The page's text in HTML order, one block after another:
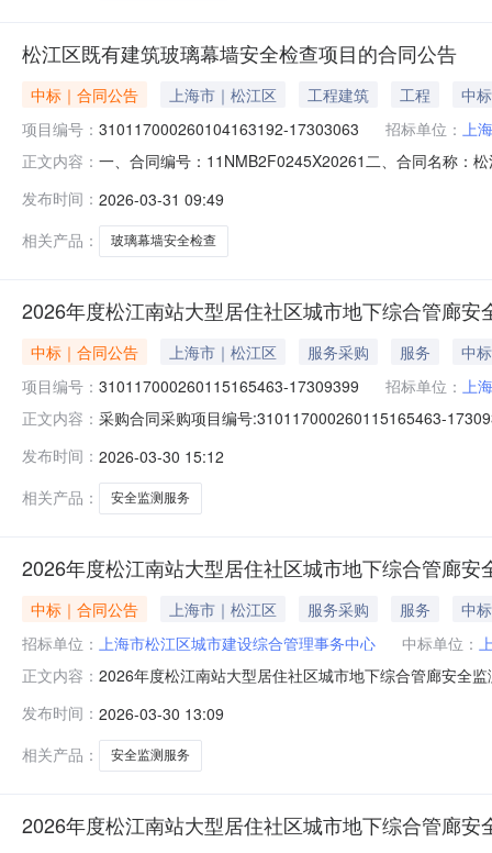
松江区既有建筑玻璃幕墙安全检查项目的合同公告
中标｜合同公告 上海市｜松江区 工程建筑 工程
中
项目编号： 310117000260104163192-17303063 招标单位： 上
正文内容： 一、合同编号：11NMB2F0245X20261二、合同名称：
应商（乙方）：上海瑞银建筑幕墙工程有限公司法定代
发布时间： 2026-03-31 09:49
相关产品：
玻璃幕墙安全检查
2026年度松江南站大型居住社区城市地下综合管廊安
中标｜合同公告 上海市｜松江区 服务采购 服务
中
项目编号： 310117000260115165463-17309399 招标单位： 上
正文内容： 采购合同采购项目编号:310117000260115165463-
额:1629973.8(元)合同期限:0(年)合同签署时间:2026-03-
发布时间： 2026-03-30 15:12
相关产品：
安全监测服务
2026年度松江南站大型居住社区城市地下综合管廊安
中标｜合同公告 上海市｜松江区 服务采购 服务
中
招标单位： 上海市松江区城市建设综合管理事务中心 中标单位：
正文内容： 2026年度松江南站大型居住社区城市地下综合管廊安全
发布时间： 2026-03-30 13:09
相关产品：
安全监测服务
2026年度松江南站大型居住社区城市地下综合管廊安